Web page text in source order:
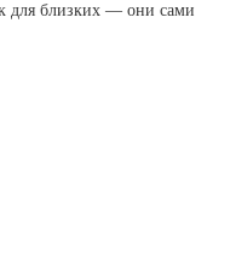
для близких — они сами